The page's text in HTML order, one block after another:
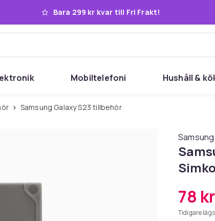
Bara 299 kr kvar till Fri Frakt!
Mobiltelefoni Hushåll &
Samsung Galaxy S23 tillbehör
Samsung
78 kr
Tidigare